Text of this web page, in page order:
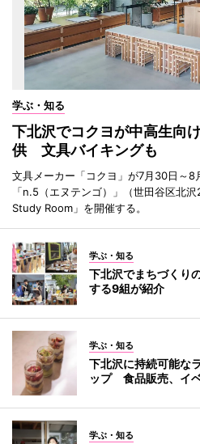
学ぶ・知る
下北沢でコクヨが中高生向
供 文具バイキングも
文具メーカー「コクヨ」が7月30日～8
「n.5（エヌテンゴ）」（世田谷区北
Study Room」を開催する。
学ぶ・知る
下北沢でまちづくり
する9組が紹介
学ぶ・知る
下北沢に持続可能な
ップ 食品販売、イ
学ぶ・知る